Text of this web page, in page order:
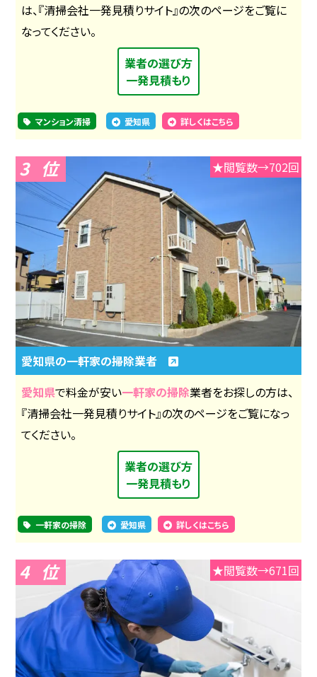
は、『清掃会社一発見積りサイト』の次のページをご覧に
なってください。
業者の選び方
一発見積もり
マンション清掃 愛知県 詳しくはこちら
3 ★閲覧数→702回
愛知県の一軒家の掃除業者
愛知県で料金が安い一軒家の掃除業者をお探しの方は、
『清掃会社一発見積りサイト』の次のページをご覧になっ
てください。
業者の選び方
一発見積もり
一軒家の掃除 愛知県 詳しくはこちら
4 ★閲覧数→671回